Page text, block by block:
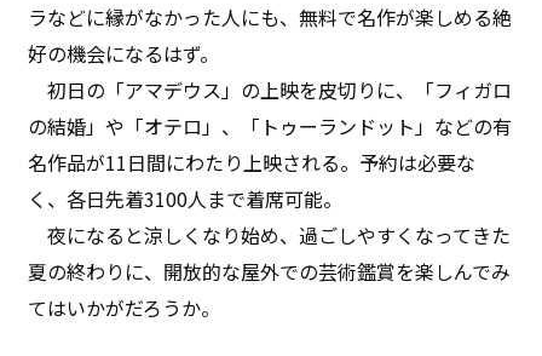
ラなどに縁がなかった人にも、無料で名作が楽しめる絶
好の機会になるはず。
初日の「アマデウス」の上映を皮切りに、「フィガロ
の結婚」や「オテロ」、「トゥーランドット」などの有
名作品が11日間にわたり上映される。予約は必要な
く、各日先着3100人まで着席可能。
夜になると涼しくなり始め、過ごしやすくなってきた
夏の終わりに、開放的な屋外での芸術鑑賞を楽しんでみ
てはいかがだろうか。